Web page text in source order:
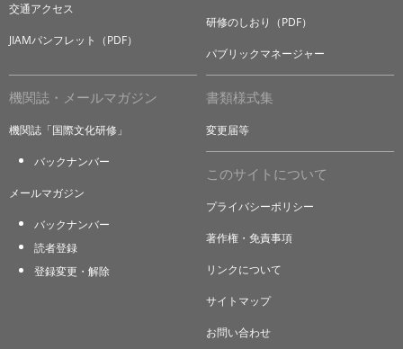
交通アクセス
JIAMパンフレット（PDF）
研修のしおり（PDF）
パブリックマネージャー
機関誌・メールマガジン
機関誌「国際文化研修」
バックナンバー
メールマガジン
バックナンバー
読者登録
登録変更・解除
書類様式集
変更届等
このサイトについて
プライバシーポリシー
著作権・免責事項
リンクについて
サイトマップ
お問い合わせ